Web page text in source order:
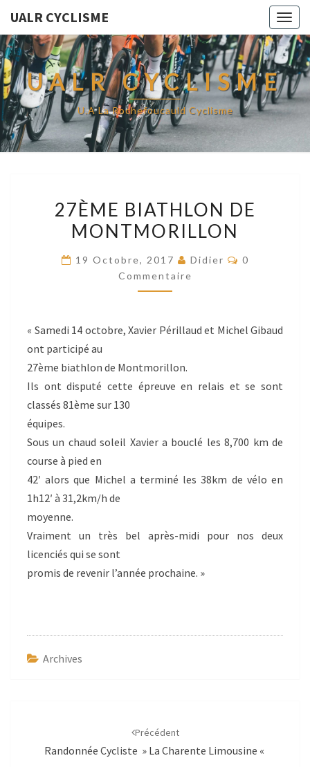
UALR CYCLISME
UALR CYCLISME
U.A La Rochefoucauld Cyclisme
BIATHLON
DE
27ÈME BIATHLON DE
MONTMORILLON
19 Octobre, 2017 Didier
0
Commentaire
« Samedi 14 octobre, Xavier Périllaud et Michel Gibaud
ont participé au
27ème biathlon de Montmorillon.
Ils ont disputé cette épreuve en relais et se sont
classés 81ème sur 130
équipes.
Sous un chaud soleil Xavier a bouclé les 8,700 km de
course à pied en
42′ alors que Michel a terminé les 38km de vélo en
1h12′ à 31,2km/h de
moyenne.
Vraiment un très bel après-midi pour nos deux
licenciés qui se sont
promis de revenir l’année prochaine. »
Archives
Précédent
Randonnée Cycliste » La Charente Limousine «